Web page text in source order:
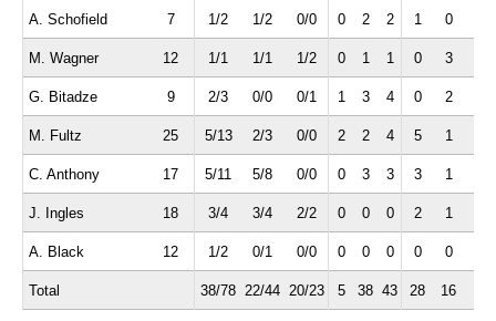
A. Schofield 7 1/2 1/2 0/0 0 2 2 1 0
M. Wagner 12 1/1 1/1 1/2 0 1 1 0 3
G. Bitadze 9 2/3 0/0 0/1 1 3 4 0 2
M. Fultz 25 5/13 2/3 0/0 2 2 4 5 1
C. Anthony 17 5/11 5/8 0/0 0 3 3 3 1
J. Ingles 18 3/4 3/4 2/2 0 0 0 2 1
A. Black 12 1/2 0/1 0/0 0 0 0 0 0
Total 38/78 22/44 20/23 5 38 43 28 16